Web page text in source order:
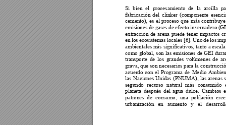
Si bien el procesamiento de la arcilla
fabricación del clinker (componente
cemento), es el proceso que más
emisiones de gases de efecto invernadero
extracción de arena puede tener impactos
en los ecosistemas locales [6]. Uno de los
ambientales más significativos, tanto a escal
como global, son las emisiones de GEI dur
transporte de los grandes volúmenes de
grava, que son necesarios para la
acuerdo con el Programa de Medio
las Naciones Unidas (PNUMA), las arenas
segundo recurso natural más consumido
planeta después del agua dulce. Cambios
patrones de consumo, una población
urbanización en aumento y el